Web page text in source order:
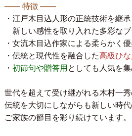
―― 特徴 ――
・江戸木目込人形の正統技術を継承
新しい感性を取り入れた多彩なブ
・女流木目込作家による柔らかく優
・伝統と現代性を融合した高級ひ
・ 初節句や贈答用 としても人気を集
世代を超えて受け継がれる木村一秀
伝統を大切にしながらも新しい時代
ご家族の節目を彩り続けています。